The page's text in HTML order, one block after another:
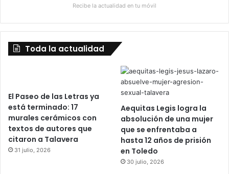
Recibe la actualidad en tu móvil
Toda la actualidad
El Paseo de las Letras ya
está terminado: 17
murales cerámicos con
textos de autores que
citaron a Talavera
31 julio, 2026
Aequitas Legis logra la
absolución de una mujer
que se enfrentaba a
hasta 12 años de prisión
en Toledo
30 julio, 2026